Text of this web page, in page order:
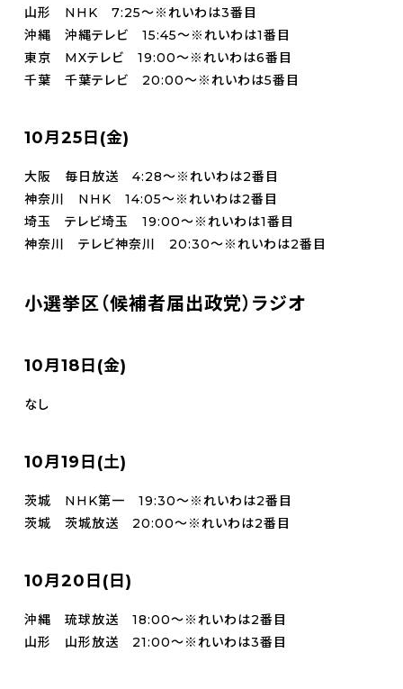
山形 NHK 7:25～※れいわは3番目
沖縄 沖縄テレビ 15:45～※れいわは1番目
東京 MXテレビ 19:00～※れいわは6番目
千葉 千葉テレビ 20:00～※れいわは5番目
10月25日(金)
大阪 毎日放送 4:28～※れいわは2番目
神奈川 NHK 14:05～※れいわは2番目
埼玉 テレビ埼玉 19:00～※れいわは1番目
神奈川 テレビ神奈川 20:30～※れいわは2番目
小選挙区（候補者届出政党）ラジオ
10月18日(金)
なし
10月19日(土)
茨城 NHK第一 19:30～※れいわは2番目
茨城 茨城放送 20:00～※れいわは2番目
10月20日(日)
沖縄 琉球放送 18:00～※れいわは2番目
山形 山形放送 21:00～※れいわは3番目